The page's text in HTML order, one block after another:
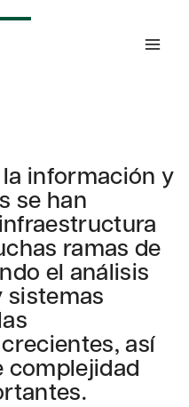
información y
se han
ramas de
el análisis
sistemas
así
complejidad